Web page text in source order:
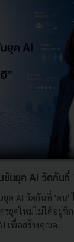
ขันยุค AI วัดกันที่ '
ยุค AI วัดกันที่ 'คน'
รยุคใหม่ไม่ได้อยู่ที่
เพื่อสร้างคุณค...